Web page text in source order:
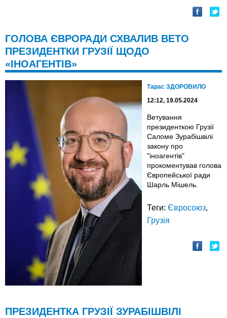
ГОЛОВА ЄВРОРАДИ СХВАЛИВ ВЕТО
ПРЕЗИДЕНТКИ ГРУЗІЇ ЩОДО
«ІНОАГЕНТІВ»
Тарас ЗДОРОВИЛО
12:12, 19.05.2024
Ветування
президенткою Грузії
Саломе Зурабішвілі
закону про
"іноагентів"
прокоментував голова
Європейської ради
Шарль Мішель.
Теги: Євросоюз,
Грузія
ПРЕЗИДЕНТКА ГРУЗІЇ ЗУРАБІШВІЛІ